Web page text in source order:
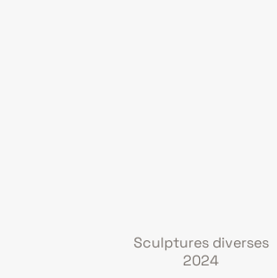
Sculptures diverses
2024